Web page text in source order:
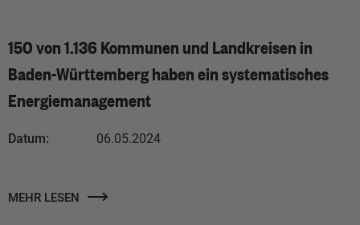
150 von 1.136 Kommunen und Landkreisen in
Baden-Württemberg haben ein systematisches
Energiemanagement
Datum: 06.05.2024
MEHR LESEN